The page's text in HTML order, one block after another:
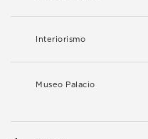
Interiorismo
Museo Palacio